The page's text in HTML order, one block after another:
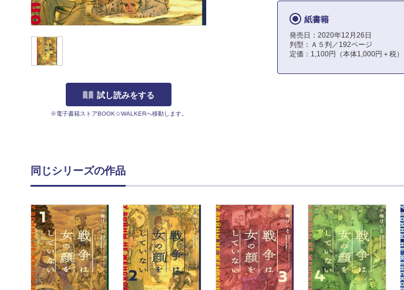
試し読みをする
※電子書籍ストアBOOK☆WALKERへ移動します。
紙書籍
発売日：2020年12月26日
判型：Ａ５判／192ページ
定価：1,100円（本体1,000円＋税）
同じシリーズの作品